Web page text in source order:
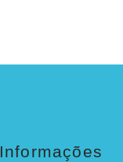
Informações